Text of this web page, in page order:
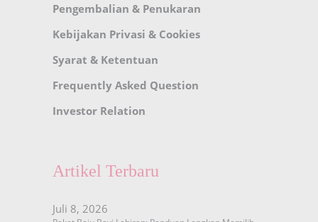
Pengembalian & Penukaran
Kebijakan Privasi & Cookies
Syarat & Ketentuan
Frequently Asked Question
Investor Relation
Artikel Terbaru
Juli 8, 2026